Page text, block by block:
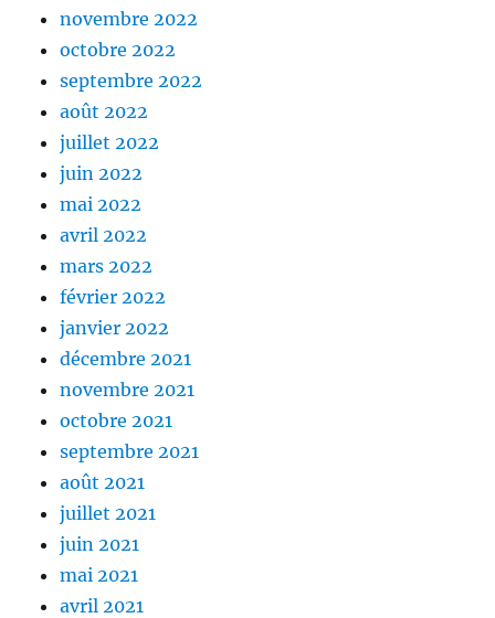
novembre 2022
octobre 2022
septembre 2022
août 2022
juillet 2022
juin 2022
mai 2022
avril 2022
mars 2022
février 2022
janvier 2022
décembre 2021
novembre 2021
octobre 2021
septembre 2021
août 2021
juillet 2021
juin 2021
mai 2021
avril 2021